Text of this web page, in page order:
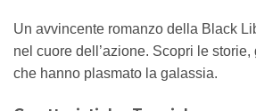
Un avvincente romanzo della Black
nel cuore dell’azione. Scopri le
che hanno plasmato la galassia.